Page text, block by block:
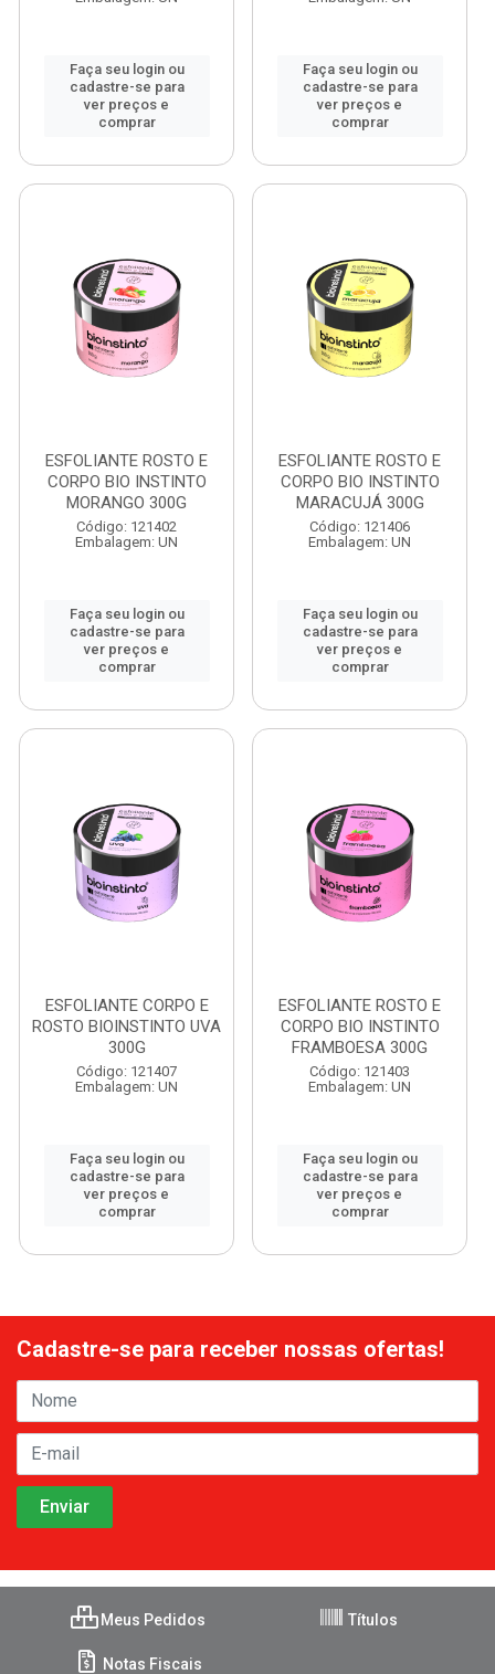
Faça seu login ou
cadastre-se para
ver preços e
comprar
Faça seu login ou
cadastre-se para
ver preços e
comprar
ESFOLIANTE ROSTO E
CORPO BIO INSTINTO
MORANGO 300G
Código: 121402
Embalagem: UN
Faça seu login ou
cadastre-se para
ver preços e
comprar
ESFOLIANTE ROSTO E
CORPO BIO INSTINTO
MARACUJÁ 300G
Código: 121406
Embalagem: UN
Faça seu login ou
cadastre-se para
ver preços e
comprar
ESFOLIANTE CORPO E
ROSTO BIOINSTINTO UVA
300G
Código: 121407
Embalagem: UN
Faça seu login ou
cadastre-se para
ver preços e
comprar
ESFOLIANTE ROSTO E
CORPO BIO INSTINTO
FRAMBOESA 300G
Código: 121403
Embalagem: UN
Faça seu login ou
cadastre-se para
ver preços e
comprar
Cadastre-se para receber nossas ofertas!
Meus Pedidos Títulos
Notas Fiscais